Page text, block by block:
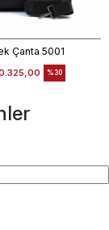
Çanta 5001
%30